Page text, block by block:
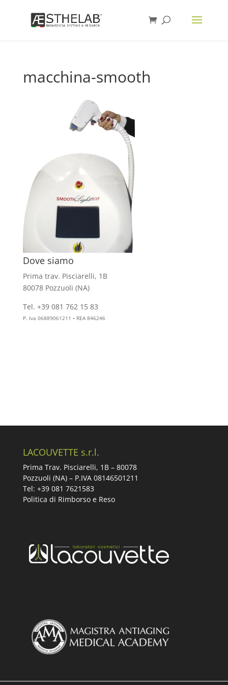
macchina-smooth
Dove siamo
Prima trav. Pisciarelli, 1B
80078 Pozzuoli (NA)
Tel. +39 081 762 15 83
P. Iva 06889061211 • REA 846246
LACOUVETTE s.r.l.
Prima Trav. Pisciarelli, 1B – 80078
Pozzuoli (NA) – P.IVA 08146501211
Tel: +39 081 7621583
Politica di Rimborso e Reso